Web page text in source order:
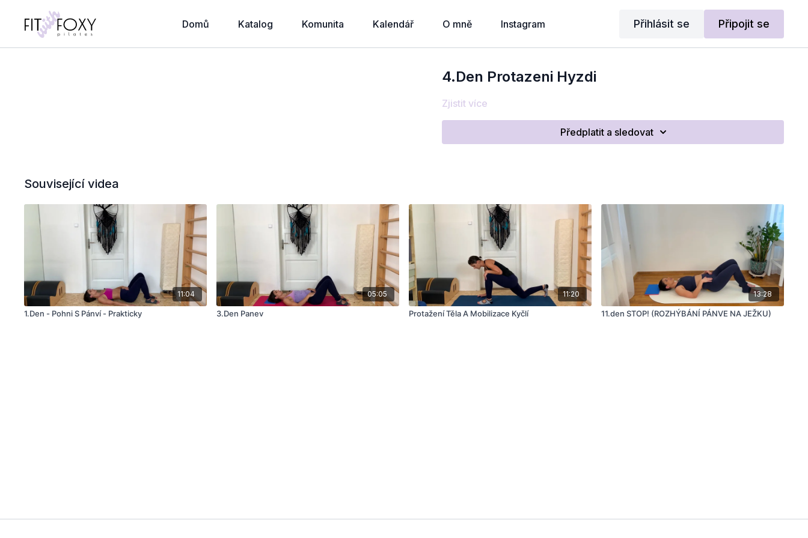
Domů Katalog Komunita Kalendář O mně Instagram Přihlásit se Připojit se
4.Den Protazeni Hyzdi
Zjistit více
Předplatit a sledovat
Související videa
11:04
1.Den - Pohni S Pánví - Prakticky
05:05
3.Den Panev
11:20
Protažení Těla A Mobilizace Kyčlí
13:28
11.den STOP! (ROZHÝBÁNÍ PÁNVE NA JEŽKU)